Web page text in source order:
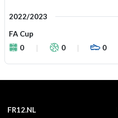
2022/2023
FA Cup
0
0 0
FR12.NL